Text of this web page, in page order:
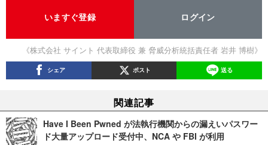
いますぐ登録 ログイン
《株式会社 サイント 代表取締役 兼 脅威分析統括責任者 岩井 博樹》
シェア ポスト 送る
関連記事
Have I Been Pwned が法執行機関からの漏えいパスワー
ド大量アップロード受付中、NCA や FBI が利用